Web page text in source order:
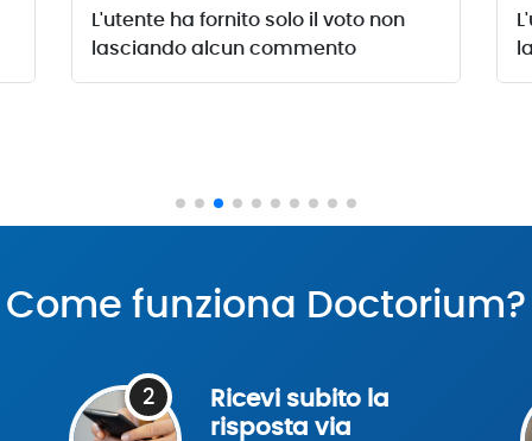
L'utente ha fornito solo il voto non
lasciando alcun commento
Come funziona Doctorium?
2
Ricevi subito la
risposta via